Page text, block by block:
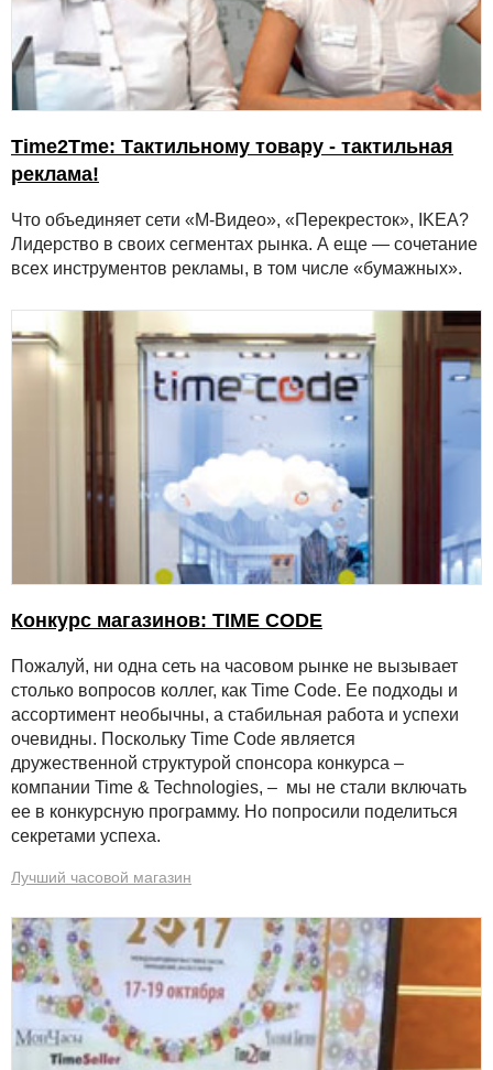
Time2Tme: Тактильному товару - тактильная
реклама!
Что объединяет сети «М-Видео», «Перекресток», IKEA?
Лидерство в своих сегментах рынка. А еще — сочетание
всех инструментов рекламы, в том числе «бумажных».
Конкурс магазинов: TIME CODE
Пожалуй, ни одна сеть на часовом рынке не вызывает
столько вопросов коллег, как Time Сode. Ее подходы и
ассортимент необычны, а стабильная работа и успехи
очевидны. Поскольку Time Сode является
дружественной структурой спонсора конкурса –
компании Time & Technologies, – мы не стали включать
ее в конкурсную программу. Но попросили поделиться
секретами успеха.
Лучший часовой магазин